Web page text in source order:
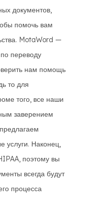
документов,
помочь вам
MotaWord —
переводу
нам помощь
то для
того, все наши
заверением
услуги. Наконец,
поэтому вы
всегда будут
процесса